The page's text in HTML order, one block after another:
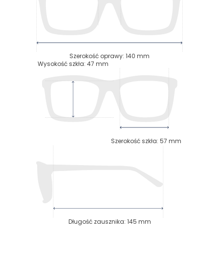
Szerokość oprawy: 140 mm
Wysokość szkła: 47 mm
Szerokość szkła: 57 mm
Długość zausznika: 145 mm